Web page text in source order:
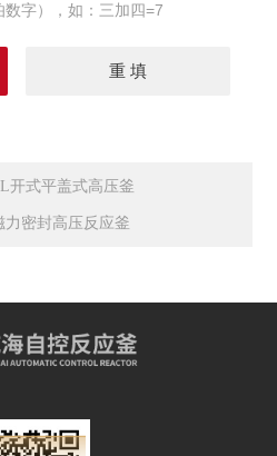
字），如：三加四=7
开式平盖式高压釜
力密封高压反应釜